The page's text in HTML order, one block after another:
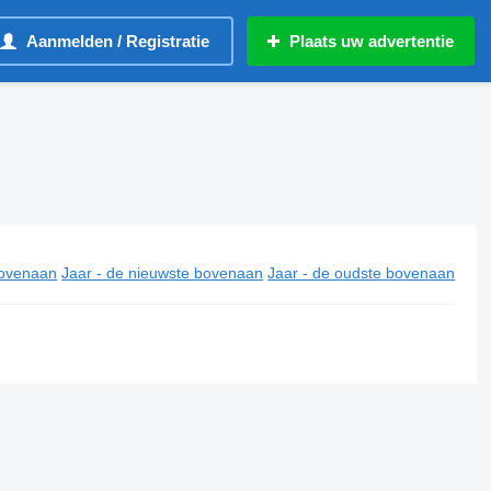
Aanmelden / Registratie Plaats uw advertentie
Jaar - de nieuwste bovenaan Jaar - de oudste bovenaan